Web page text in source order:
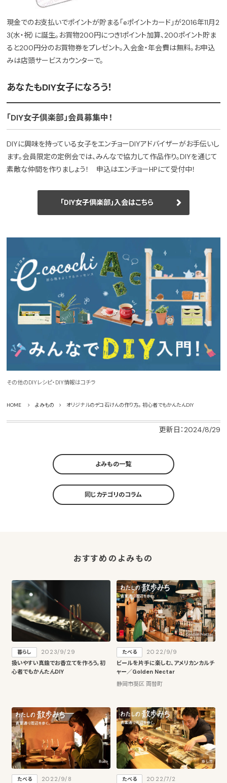
現金でのお支払いでポイントが貯まる「eポイントカード」が2016年11月2
3(水・祝）に誕生。お買物200円につき1ポイント加算、200ポイント貯ま
ると200円分のお買物券をプレゼント。入会金・年会費は無料。お申込
みは店頭サービスカウンターで。
あなたもDIY女子になろう！
「DIY女子倶楽部」会員募集中！
DIYに興味を持っている女子をエンチョーDIYアドバイザーがお手伝いし
ます。会員限定の定例会では、みんなで協力して作品作り。DIYを通じて
素敵な仲間を作りましょう！ 申込はエンチョーHPにて受付中！
「DIY女子倶楽部」入会はこちら
その他のDIYレシピ・DIY情報はコチラ
HOME よみもの オリジナルのデコ石けんの作り方。 初心者でもかんたんDIY
更新日：2024/8/29
よみもの一覧
同じカテゴリのコラム
おすすめのよみもの
暮らし
2023/9/29
扱いやすい真鍮でお香立てを作ろう。初
心者でもかんたんDIY
たべる
2022/9/9
ビールを片手に楽しむ、アメリカンカルチ
ャー／Golden Nectar
静岡市葵区 両替町
たべる
2022/9/8
たべる
2022/7/2